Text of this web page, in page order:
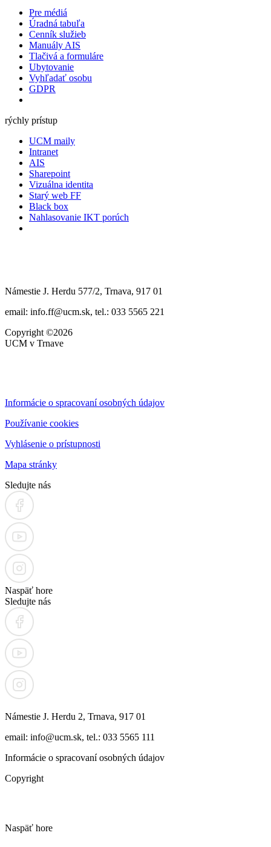
Pre médiá
Úradná tabuľa
Cenník služieb
Manuály AIS
Tlačivá a formuláre
Ubytovanie
Vyhľadať osobu
GDPR
rýchly prístup
UCM maily
Intranet
AIS
Sharepoint
Vizuálna identita
Starý web FF
Black box
Nahlasovanie IKT porúch
Námestie J. Herdu 577/2, Trnava, 917 01
email: info.ff@ucm.sk, tel.: 033 5565 221
Copyright ©2026
UCM v Trnave
Informácie o spracovaní osobných údajov
Používanie cookies
Vyhlásenie o prístupnosti
Mapa stránky
Sledujte nás
Naspäť hore
Sledujte nás
Námestie J. Herdu 2, Trnava, 917 01
email: info@ucm.sk, tel.: 033 5565 111
Informácie o spracovaní osobných údajov
Copyright
Naspäť hore